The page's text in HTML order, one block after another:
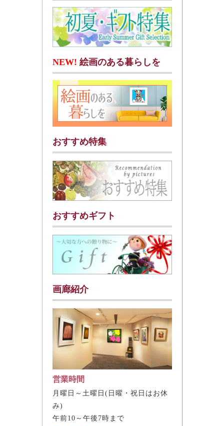
NEW! 絵画のある暮らしを
おすすめ特集
おすすめギフト
画廊紹介
営業時間
月曜日～土曜日(日曜・祝日はお休
み)
午前10～午後7時まで